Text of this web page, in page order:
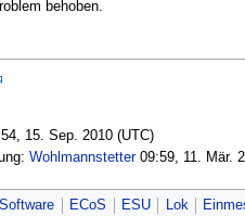
behoben.
15. Sep. 2010 (UTC)
Wohlmannstetter09:59, 11. Mär.
Software ECoS ESU Lok